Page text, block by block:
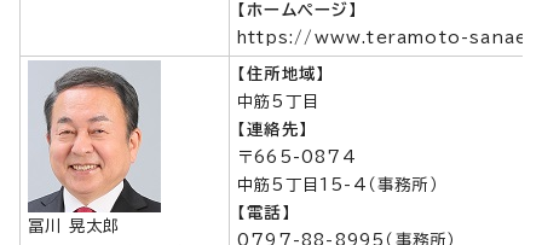
【ホームページ】
https://www.teramoto-
冨川 晃太郎
【住所地域】
中筋5丁目
【連絡先】
〒665-0874
中筋5丁目15-4（事務所）
【電話】
0797-88-8995（事務所）